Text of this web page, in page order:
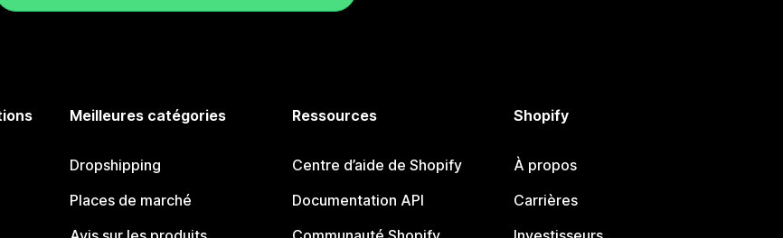
Meilleures catégories
Dropshipping
Places de marché
Ressources
Centre d’aide de Shopify
Documentation API
Shopify
À propos
Carrières